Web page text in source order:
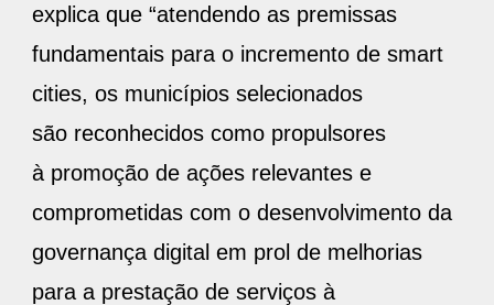
explica que “atendendo as premissas
fundamentais para o incremento de smart
cities, os municípios selecionados
são reconhecidos como propulsores
à promoção de ações relevantes e
comprometidas com o desenvolvimento da
governança digital em prol de melhorias
para a prestação de serviços à